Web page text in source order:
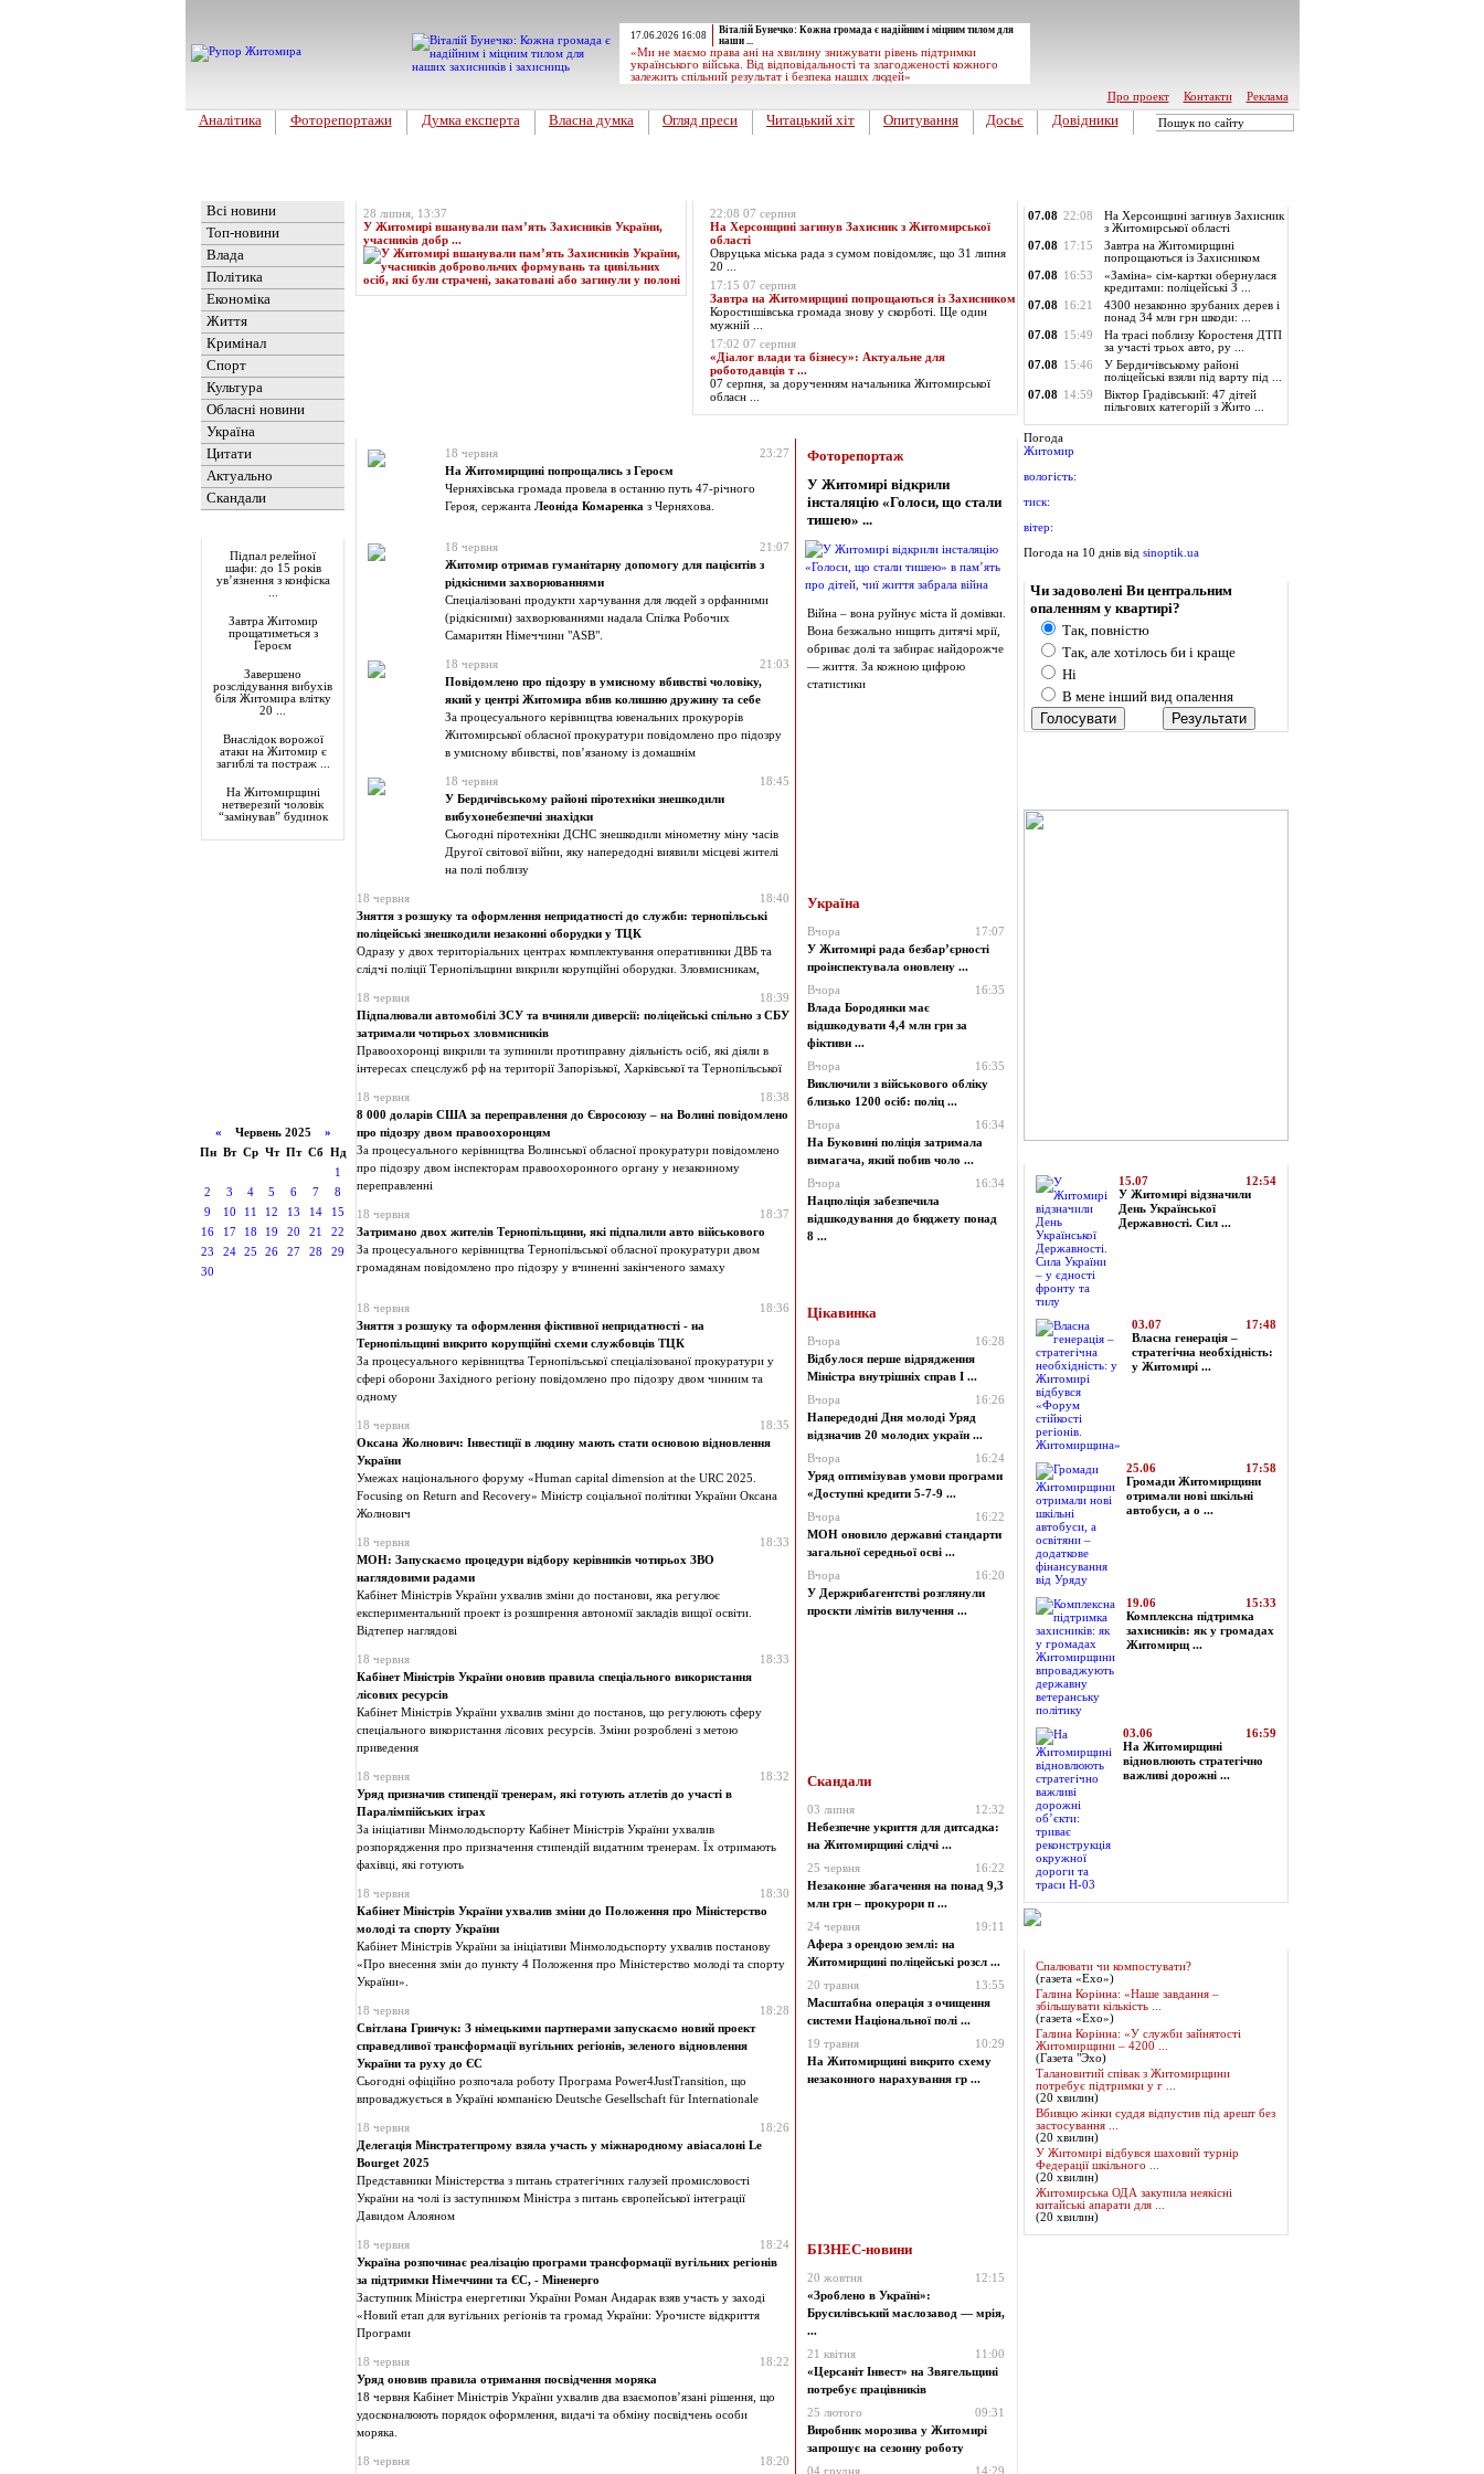
17.06.2026 16:08
Віталій Бунечко: Кожна громада є надійним і міцним тилом для
наши ...
«Ми не маємо права ані на хвилину знижувати рівень підтримки
українського війська. Від відповідальності та злагодженості кожного
залежить спільний результат і безпека наших людей»
Про проект
Контакти Реклама
Аналітика Фоторепортажи Думка експерта Власна думка Огляд преси Читацький хіт Опитування Досьє Довідники
Всі новини
Топ-новини
Влада
Політика
Економіка
Життя
Кримінал
Спорт
Культура
Обласні новини
Україна
Цитати
Актуально
Скандали
Підпал релейної
шафи: до 15 років
ув’язнення з конфіска
Завтра Житомир
прощатиметься з
Героєм
Завершено
розслідування вибухів
біля Житомира влітку
20 ...
Внаслідок ворожої
атаки на Житомир є
загиблі та постраж ...
На Житомирщині
нетверезий чоловік
“замінував” будинок
« Червень 2025 »
Пн Вт Ср Чт Пт Сб Нд
1
2
3 4 5 6 7
8
9
10 11 12 13 14
15
16
17 18 19 20 21
22
23
24 25 26 27 28
29
30
28 липня, 13:37
У Житомирі вшанували пам’ять Захисників України,
учасників добр ...
22:08 07 серпня
На Херсонщині загинув Захисник з Житомирської
області
Овруцька міська рада з сумом повідомляє, що 31 липня
20 ...
17:15 07 серпня
Завтра на Житомирщині попрощаються із Захисником
Коростишівська громада знову у скорботі. Ще один
мужній ...
17:02 07 серпня
«Діалог влади та бізнесу»: Актуальне для
роботодавців т ...
07 серпня, за дорученням начальника Житомирської
обласн ...
18 червня
23:27
На Житомирщині попрощались з Героєм
Черняхівська громада провела в останню путь 47-річного
Героя, сержанта Леоніда Комаренка з Черняхова.
Фоторепортаж
У Житомирі відкрили
інсталяцію «Голоси, що стали
тишею» ...
Війна – вона руйнує міста й домівки.
Вона безжально нищить дитячі мрії,
обриває долі та забирає найдорожче
— життя. За кожною цифрою
статистики
18 червня
21:07
Житомир отримав гуманітарну допомогу для пацієнтів з
рідкісними захворюваннями
Спеціалізовані продукти харчування для людей з орфанними
(рідкісними) захворюваннями надала Спілка Робочих
Самаритян Німеччини "ASB".
18 червня
21:03
Повідомлено про підозру в умисному вбивстві чоловіку,
який у центрі Житомира вбив колишню дружину та себе
За процесуального керівництва ювенальних прокурорів
Житомирської обласної прокуратури повідомлено про підозру
в умисному вбивстві, пов’язаному із домашнім
18 червня
18:45
У Бердичівському районі піротехніки знешкодили
вибухонебезпечні знахідки
Сьогодні піротехніки ДСНС знешкодили мінометну міну часів
Другої світової війни, яку напередодні виявили місцеві жителі
на полі поблизу
18 червня
18:40
Зняття з розшуку та оформлення непридатності до служби: тернопільські
поліцейські знешкодили незаконні оборудки у ТЦК
Одразу у двох територіальних центрах комплектування оперативники ДВБ та
слідчі поліції Тернопільщини викрили корупційні оборудки. Зловмисникам,
Україна
Вчора
17:07
У Житомирі рада безбар’єрності
проінспектувала оновлену ...
Вчора
16:35
Влада Бородянки має
відшкодувати 4,4 млн грн за
фіктивн ...
Вчора
16:35
Виключили з військового обліку
близько 1200 осіб: поліц ...
Вчора
16:34
На Буковині поліція затримала
вимагача, який побив чоло ...
Вчора
16:34
Нацполіція забезпечила
відшкодування до бюджету понад
8 ...
18 червня
18:39
Підпалювали автомобілі ЗСУ та вчиняли диверсії: поліцейські спільно з СБУ
затримали чотирьох зловмисників
Правоохоронці викрили та зупинили протиправну діяльність осіб, які діяли в
інтересах спецслужб рф на території Запорізької, Харківської та Тернопільської
18 червня
18:38
8 000 доларів США за переправлення до Євросоюзу – на Волині повідомлено
про підозру двом правоохоронцям
За процесуального керівництва Волинської обласної прокуратури повідомлено
про підозру двом інспекторам правоохоронного органу у незаконному
переправленні
18 червня
18:37
Затримано двох жителів Тернопільщини, які підпалили авто військового
За процесуального керівництва Тернопільської обласної прокуратури двом
громадянам повідомлено про підозру у вчиненні закінченого замаху
18 червня
18:36
Зняття з розшуку та оформлення фіктивної непридатності - на
Тернопільщині викрито корупційні схеми службовців ТЦК
За процесуального керівництва Тернопільської спеціалізованої прокуратури у
сфері оборони Західного регіону повідомлено про підозру двом чинним та
одному
Цікавинка
Вчора
16:28
Відбулося перше відрядження
Міністра внутрішніх справ І ...
Вчора
16:26
Напередодні Дня молоді Уряд
відзначив 20 молодих україн ...
Вчора
16:24
Уряд оптимізував умови програми
«Доступні кредити 5-7-9 ...
Вчора
16:22
МОН оновило державні стандарти
загальної середньої осві ...
Вчора
16:20
У Держрибагентстві розглянули
проєкти лімітів вилучення ...
18 червня
18:35
Оксана Жолнович: Інвестиції в людину мають стати основою відновлення
України
Умежах національного форуму «Human capital dimension at the URC 2025.
Focusing on Return and Recovery» Міністр соціальної політики України Оксана
Жолнович
18 червня
18:33
МОН: Запускаємо процедури відбору керівників чотирьох ЗВО
наглядовими радами
Кабінет Міністрів України ухвалив зміни до постанови, яка регулює
експериментальний проект із розширення автономії закладів вищої освіти.
Відтепер наглядові
18 червня
18:33
Кабінет Міністрів України оновив правила спеціального використання
лісових ресурсів
Кабінет Міністрів України ухвалив зміни до постанов, що регулюють сферу
спеціального використання лісових ресурсів. Зміни розроблені з метою
приведення
18 червня
18:32
Уряд призначив стипендії тренерам, які готують атлетів до участі в
Паралімпійських іграх
За ініціативи Мінмолодьспорту Кабінет Міністрів України ухвалив
розпорядження про призначення стипендій видатним тренерам. Їх отримають
фахівці, які готують
Скандали
03 липня
12:32
Небезпечне укриття для дитсадка:
на Житомирщині слідчі ...
25 червня
16:22
Незаконне збагачення на понад 9,3
млн грн – прокурори п ...
24 червня
19:11
Афера з орендою землі: на
Житомирщині поліцейські розсл ...
20 травня
13:55
Масштабна операція з очищення
системи Національної полі ...
19 травня
10:29
На Житомирщині викрито схему
незаконного нарахування гр ...
18 червня
18:30
Кабінет Міністрів України ухвалив зміни до Положення про Міністерство
молоді та спорту України
Кабінет Міністрів України за ініціативи Мінмолодьспорту ухвалив постанову
«Про внесення змін до пункту 4 Положення про Міністерство молоді та спорту
України».
18 червня
18:28
Світлана Гринчук: З німецькими партнерами запускаємо новий проект
справедливої трансформації вугільних регіонів, зеленого відновлення
України та руху до ЄС
Сьогодні офіційно розпочала роботу Програма Power4JustTransition, що
впроваджується в Україні компанією Deutsche Gesellschaft für Internationale
18 червня
18:26
Делегація Мінстратегпрому взяла участь у міжнародному авіасалоні Le
Bourget 2025
Представники Міністерства з питань стратегічних галузей промисловості
України на чолі із заступником Міністра з питань європейської інтеграції
Давидом Алояном
18 червня
18:24
Україна розпочинає реалізацію програми трансформації вугільних регіонів
за підтримки Німеччини та ЄС, - Міненерго
Заступник Міністра енергетики України Роман Андарак взяв участь у заході
«Новий етап для вугільних регіонів та громад України: Урочисте відкриття
Програми
БІЗНЕС-новини
20 жовтня
12:15
«Зроблено в Україні»:
Брусилівський маслозавод — мрія,
...
21 квітня
11:00
«Церсаніт Інвест» на Звягельщині
потребує працівників
25 лютого
09:31
Виробник морозива у Житомирі
запрошує на сезонну роботу
04 грудня
14:29
18 червня
18:22
Уряд оновив правила отримання посвідчення моряка
18 червня Кабінет Міністрів України ухвалив два взаємопов’язані рішення, що
удосконалюють порядок оформлення, видачі та обміну посвідчень особи
моряка.
18 червня
18:20
07.08 22:08
На Херсонщині загинув Захисник
з Житомирської області
07.08 17:15
Завтра на Житомирщині
попрощаються із Захисником
07.08 16:53
«Заміна» сім-картки обернулася
кредитами: поліцейські З ...
07.08 16:21
4300 незаконно зрубаних дерев і
понад 34 млн грн шкоди: ...
07.08 15:49
На трасі поблизу Коростеня ДТП
за участі трьох авто, ру ...
07.08 15:46
У Бердичівському районі
поліцейські взяли під варту під ...
07.08 14:59
Віктор Градівський: 47 дітей
пільгових категорій з Жито ...
Погода
Житомир
вологість:
тиск:
вітер:
Погода на 10 днів від sinoptik.ua
Чи задоволені Ви центральним
опаленням у квартирі?
Так, повністю
Так, але хотілось би і краще
Ні
В мене інший вид опалення
15.07
12:54
У Житомирі відзначили
День Української
Державності. Сил ...
03.07
17:48
Власна генерація –
стратегічна необхідність:
у Житомирі ...
25.06
17:58
Громади Житомирщини
отримали нові шкільні
автобуси, а о ...
19.06
15:33
Комплексна підтримка
захисників: як у громадах
Житомирщ ...
03.06
16:59
На Житомирщині
відновлюють стратегічно
важливі дорожні ...
Спалювати чи компостувати?
(газета «Ехо»)
Галина Корінна: «Наше завдання –
збільшувати кількість ...
(газета «Ехо»)
Галина Корінна: «У служби зайнятості
Житомирщини – 4200 ...
(Газета "Эхо)
Талановитий співак з Житомирщини
потребує підтримки у г ...
(20 хвилин)
Вбивцю жінки суддя відпустив під арешт без
застосування ...
(20 хвилин)
У Житомирі відбувся шаховий турнір
Федерації шкільного ...
(20 хвилин)
Житомирська ОДА закупила неякісні
китайські апарати для ...
(20 хвилин)